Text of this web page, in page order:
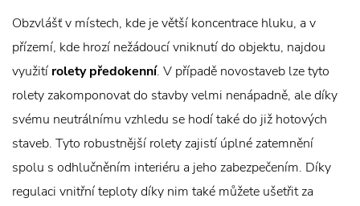
Obzvlášť v místech, kde je větší koncentrace hluku, a v
přízemí, kde hrozí nežádoucí vniknutí do objektu, najdou
využití rolety předokenní. V případě novostaveb lze tyto
rolety zakomponovat do stavby velmi nenápadně, ale díky
svému neutrálnímu vzhledu se hodí také do již hotových
staveb. Tyto robustnější rolety zajistí úplné zatemnění
spolu s odhlučněním interiéru a jeho zabezpečením. Díky
regulaci vnitřní teploty díky nim také můžete ušetřit za